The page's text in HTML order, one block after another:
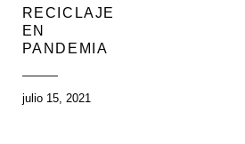
RECICLAJE
EN
PANDEMIA
julio 15, 2021